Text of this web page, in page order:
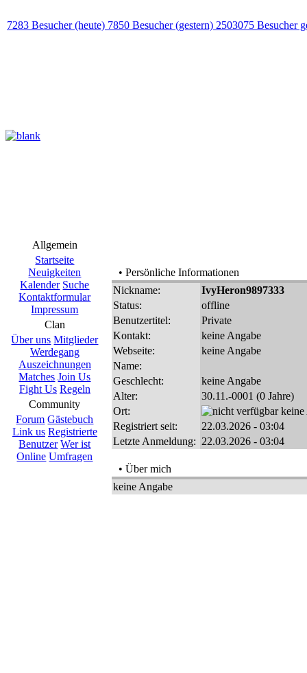
7283 Besucher (heute) 7850 Besucher (gestern) 2503075 Besucher
Allgemein
Startseite
Neuigkeiten
Kalender Suche
Kontaktformular
Impressum
Clan
Über uns Mitglieder
Werdegang
Auszeichnungen
Matches Join Us
Fight Us Regeln
Community
Forum Gästebuch
Link us Registrierte
Benutzer Wer ist
Online Umfragen
• Persönliche Informationen
Nickname:
IvyHeron9897333
Status:
offline
Benutzertitel:
Private
Kontakt:
keine Angabe
Webseite:
keine Angabe
Name:
Geschlecht:
keine Angabe
Alter:
30.11.-0001 (0 Jahre)
Ort:
keine
Registriert seit:
22.03.2026 - 03:04
Letzte Anmeldung: 22.03.2026 - 03:04
• Über mich
keine Angabe